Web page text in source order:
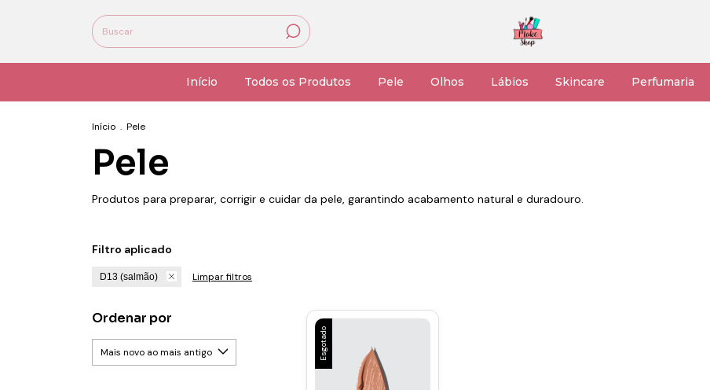
Início Todos os Produtos Pele Olhos Lábios Skincare Perfumaria
Início . Pele
Pele
Produtos para preparar, corrigir e cuidar da pele, garantindo acabamento natural e duradouro.
Filtro aplicado
D13 (salmão) Limpar filtros
Ordenar por
Esgotado